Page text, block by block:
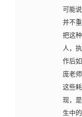
可能
并不
把这
人，
作后
庞老
这些
现，
生中